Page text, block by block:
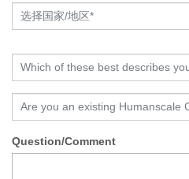
选择国家/地区*
Which of these best describes
Are you an existing Humanscale
Question/Comment